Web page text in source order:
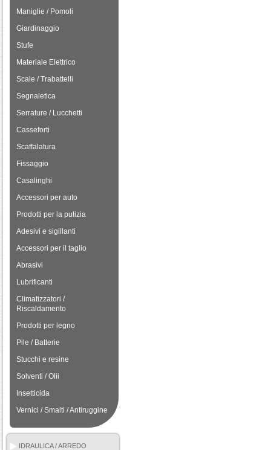
Maniglie / Pomoli
Giardinaggio
Stufe
Materiale Elettrico
Scale / Trabattelli
Segnaletica
Serrature / Lucchetti
Casseforti
Scaffalatura
Fissaggio
Casalinghi
Accessori per auto
Prodotti per la pulizia
Adesivi e sigillanti
Accessori per il taglio
Abrasivi
Lubrificanti
Climatizzatori /
Riscaldamento
Prodotti per legno
Pile / Batterie
Stucchi e resine
Solventi / Olii
Insetticida
Vernici / Smalti / Antiruggine
IDRAULICA / ARREDO